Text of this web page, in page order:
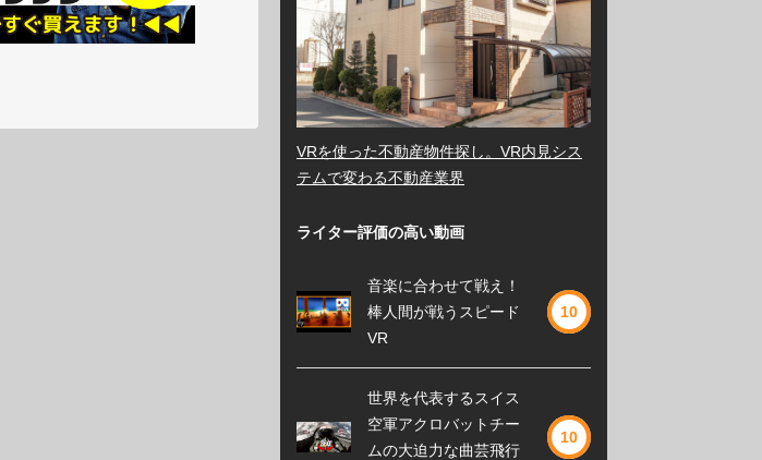
VRを使った不動産物件探し。VR内見シス
テムで変わる不動産業界
ライター評価の高い動画
音楽に合わせて戦え！
棒人間が戦うスピード
VR
10
世界を代表するスイス
空軍アクロバットチー
ムの大迫力な曲芸飛行
10